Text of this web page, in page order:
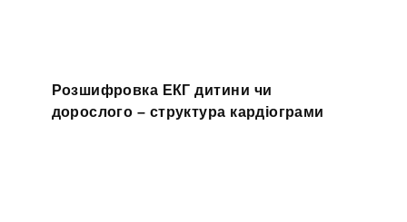
Розшифровка ЕКГ дитини чи
дорослого – структура кардіограми